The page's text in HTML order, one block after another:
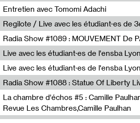
Wave Farm
Entretien avec Tomomi Adachi
Tomomi Adachi,Loraine Baud
Radio Panik
Live avec les étudiant·es de l'ensba
Live avec les étudiant·es de l'ensba
Resonance
La chambre d'échos #5 : Camille
Revue Les Chambres,Camille Paulhan